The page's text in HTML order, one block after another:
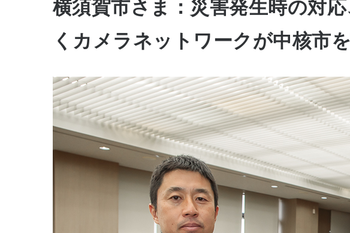
横須賀市さま：災害発生時の対
くカメラネットワークが中核市